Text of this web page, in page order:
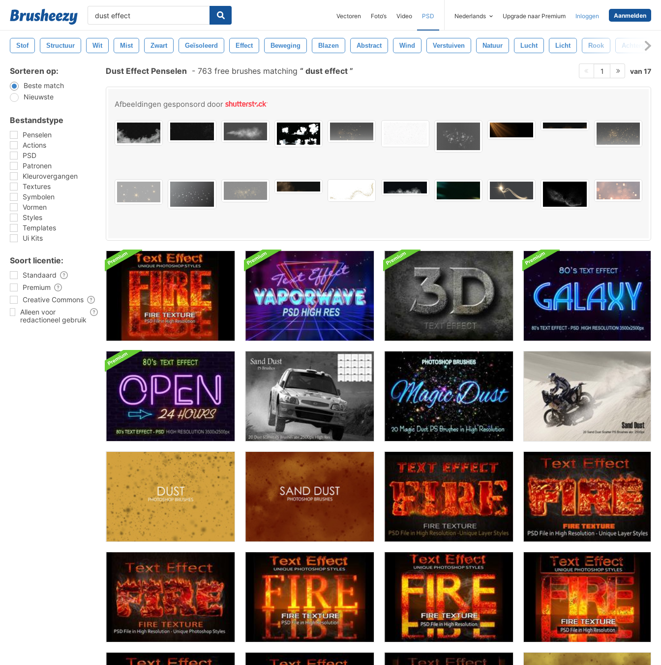
Vectoren Foto‘s Video PSD Nederlands Upgrade naar Premium Inloggen Aanmelden
Stof Structuur Wit Mist Zwart Geïsoleerd Effect Beweging Blazen Abstract Wind Verstuiven Natuur Lucht Licht Rook Achtergrond
Sorteren op:
Beste match
Nieuwste
Bestandstype
Penselen
Actions
PSD
Patronen
Kleurovergangen
Textures
Symbolen
Vormen
Styles
Templates
Ui Kits
Soort licentie:
Standaard
Premium
Creative Commons
Alleen voor
redactioneel gebruik
Dust Effect Penselen - 763 free brushes matching dust effect 1 van 17
Afbeeldingen gesponsord door